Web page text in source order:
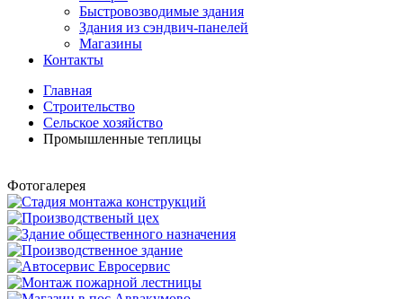
Быстровозводимые здания
Здания из сэндвич-панелей
Магазины
Контакты
Главная
Строительство
Сельское хозяйство
Промышленные теплицы
Фотогалерея